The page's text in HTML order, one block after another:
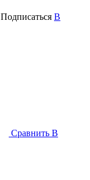
Подписаться В
Сравнить В